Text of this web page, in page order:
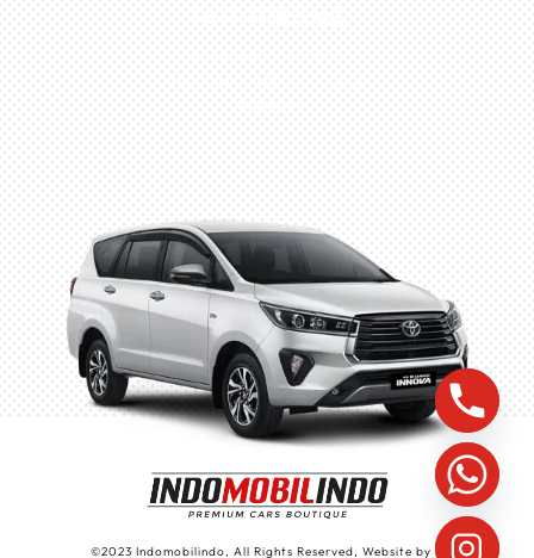
TANGERANG
Husein Sastra Negara,
No.8 Jurumudi Tangerang
– Indonesia
©2023 Indomobilindo, All Rights Reserved, Website by